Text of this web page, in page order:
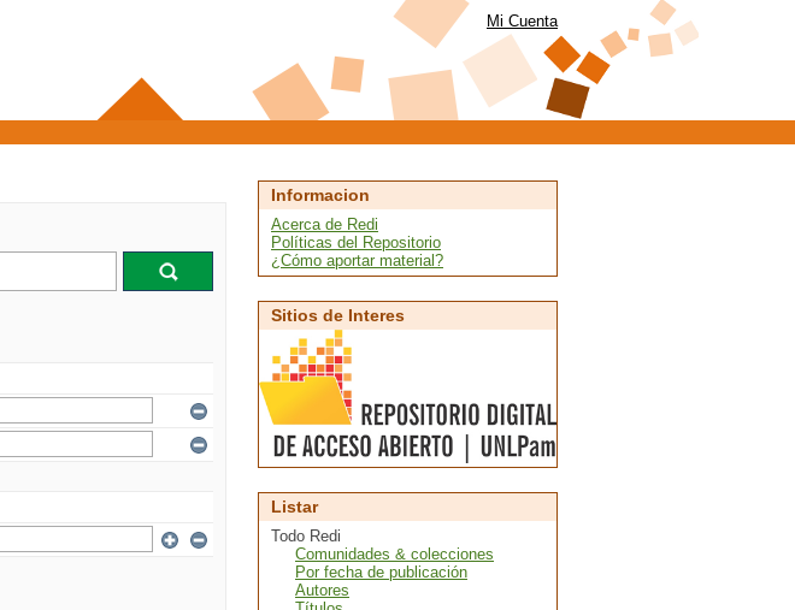
Mi Cuenta
Informacion
Acerca de Redi
Políticas del Repositorio
¿Cómo aportar material?
Sitios de Interes
Listar
Todo Redi
Comunidades & colecciones
Por fecha de publicación
Autores